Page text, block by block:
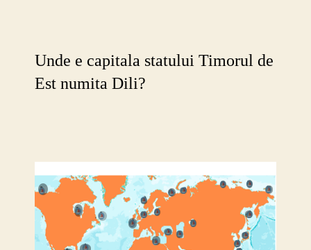
Unde e capitala statului Timorul de
Est numita Dili?